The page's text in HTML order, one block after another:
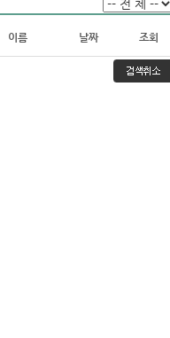
이름 날짜 조회